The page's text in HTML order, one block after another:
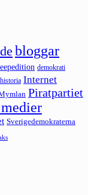
bloggar
demokrati
historia Internet
Piratpartiet
Sverigedemokraterna